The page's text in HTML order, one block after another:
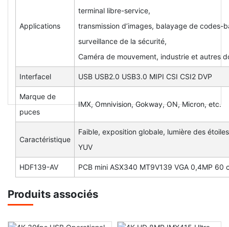
Applications
terminal libre-service,
transmission d’images, balayage de
surveillance de la sécurité,
Caméra de mouvement, industrie et autres
Interfacel USB USB2.0 USB3.0 MIPI CSI CSI2 DVP
Marque de
puces
IMX, Omnivision, Gokway, ON, Micron, etc.
Caractéristique
Faible, exposition globale, lumière des
YUV
HDF139-AV PCB mini ASX340 MT9V139 VGA 0,4MP 60
Produits associés